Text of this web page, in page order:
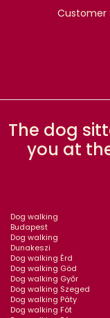
Customer
The dog
you at
Dog walking
Budapest
Dog walking
Dunakeszi
Dog walking Érd
Dog walking Göd
Dog walking Győr
Dog walking Szeged
Dog walking Páty
Dog walking Fót